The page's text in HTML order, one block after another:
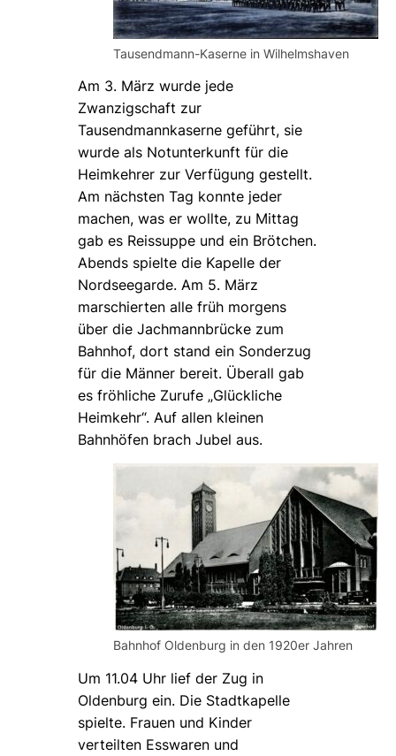
Tausendmann-Kaserne in Wilhelmshaven
Am 3. März wurde jede
Zwanzigschaft zur
Tausendmannkaserne geführt, sie
wurde als Notunterkunft für die
Heimkehrer zur Verfügung gestellt.
Am nächsten Tag konnte jeder
machen, was er wollte, zu Mittag
gab es Reissuppe und ein Brötchen.
Abends spielte die Kapelle der
Nordseegarde. Am 5. März
marschierten alle früh morgens
über die Jachmannbrücke zum
Bahnhof, dort stand ein Sonderzug
für die Männer bereit. Überall gab
es fröhliche Zurufe „Glückliche
Heimkehr“. Auf allen kleinen
Bahnhöfen brach Jubel aus.
Bahnhof Oldenburg in den 1920er Jahren
Um 11.04 Uhr lief der Zug in
Oldenburg ein. Die Stadtkapelle
spielte. Frauen und Kinder
verteilten Esswaren und